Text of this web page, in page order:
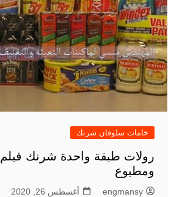
خامات سلوفان شرنك
رولات طبقة واحدة شرنك
ومطبوع
engmansy أغسطس 26, 2020